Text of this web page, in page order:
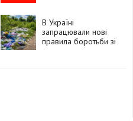
В Україні
запрацювали нові
правила боротьби зі